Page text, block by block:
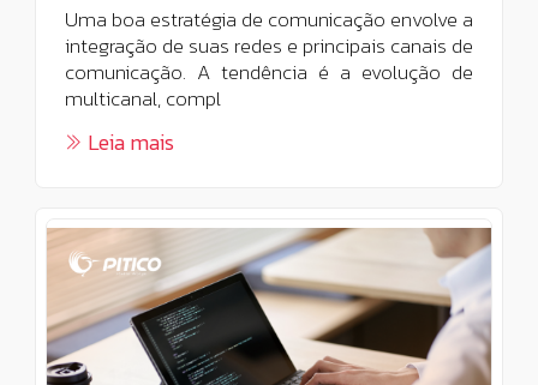
Uma boa estratégia de comunicação envolve a
integração de suas redes e principais canais de
comunicação. A tendência é a evolução de
multicanal, compl
Leia mais